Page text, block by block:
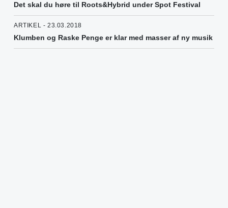
Det skal du høre til Roots&Hybrid under Spot Festival
ARTIKEL - 23.03.2018
Klumben og Raske Penge er klar med masser af ny musik